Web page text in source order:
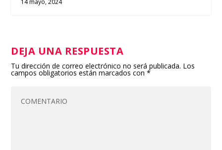
14 mayo, 2024
DEJA UNA RESPUESTA
Tu dirección de correo electrónico no será publicada. Los
campos obligatorios están marcados con*